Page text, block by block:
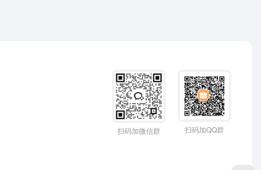
扫码加微信群 扫码加QQ群